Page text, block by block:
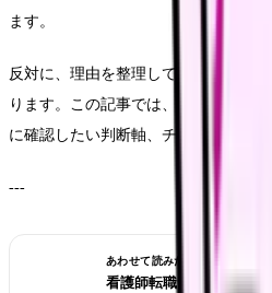
ます。
反対に、理由を整理してから辞める
ります。この記事では、看護師を辞
に確認したい判断軸、チェックリスト
---
あわせて読みたい
看護師転職サイトは電話